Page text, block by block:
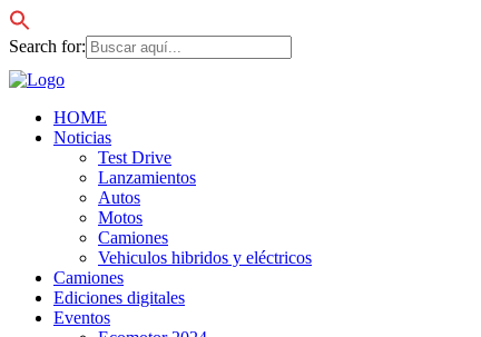
Search for:
HOME
Noticias
Test Drive
Lanzamientos
Autos
Motos
Camiones
Vehiculos hibridos y eléctricos
Camiones
Ediciones digitales
Eventos